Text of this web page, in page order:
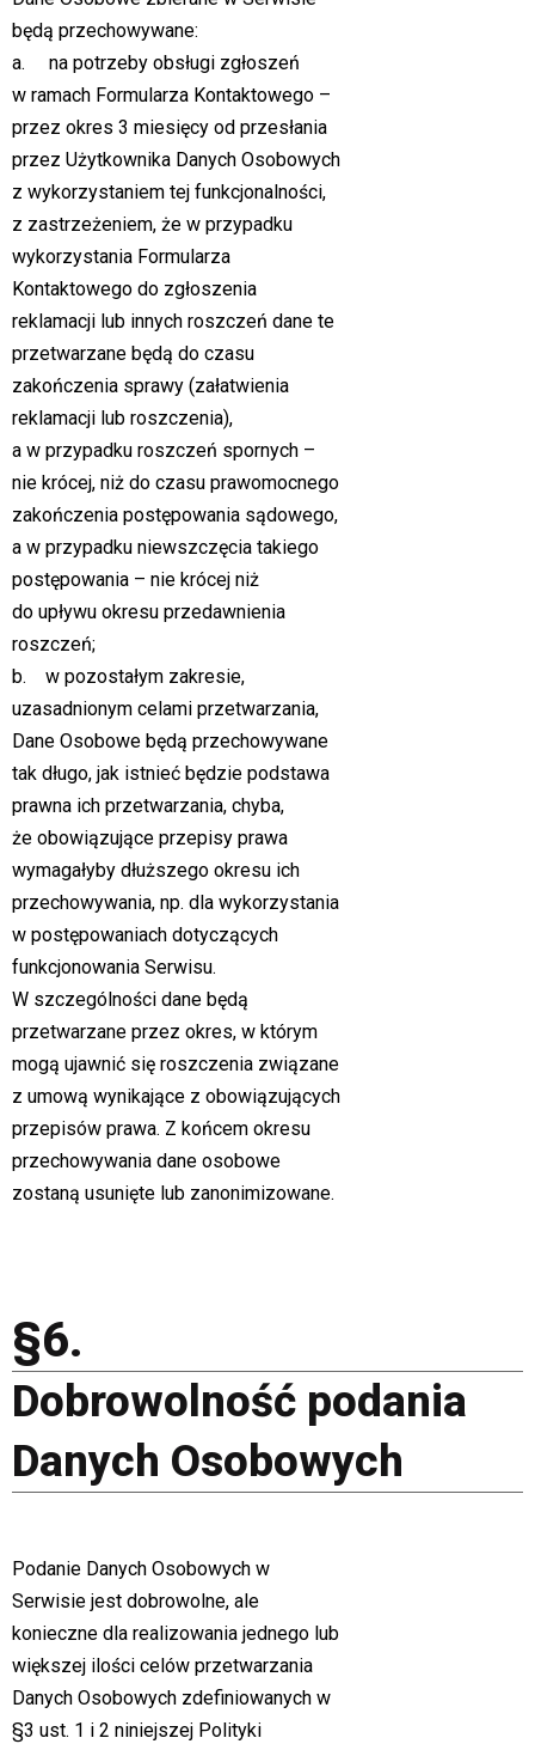
będą przechowywane:
a. na potrzeby obsługi zgłoszeń
w ramach Formularza Kontaktowego –
przez okres 3 miesięcy od przesłania
przez Użytkownika Danych Osobowych
z wykorzystaniem tej funkcjonalności,
z zastrzeżeniem, że w przypadku
wykorzystania Formularza
Kontaktowego do zgłoszenia
reklamacji lub innych roszczeń dane te
przetwarzane będą do czasu
zakończenia sprawy (załatwienia
reklamacji lub roszczenia),
a w przypadku roszczeń spornych –
nie krócej, niż do czasu prawomocnego
zakończenia postępowania sądowego,
a w przypadku niewszczęcia takiego
postępowania – nie krócej niż
do upływu okresu przedawnienia
roszczeń;
b. w pozostałym zakresie,
uzasadnionym celami przetwarzania,
Dane Osobowe będą przechowywane
tak długo, jak istnieć będzie podstawa
prawna ich przetwarzania, chyba,
że obowiązujące przepisy prawa
wymagałyby dłuższego okresu ich
przechowywania, np. dla wykorzystania
w postępowaniach dotyczących
funkcjonowania Serwisu.
W szczególności dane będą
przetwarzane przez okres, w którym
mogą ujawnić się roszczenia związane
z umową wynikające z obowiązujących
przepisów prawa. Z końcem okresu
przechowywania dane osobowe
zostaną usunięte lub zanonimizowane.
§6.
Dobrowolność podania
Danych Osobowych
Podanie Danych Osobowych w
Serwisie jest dobrowolne, ale
konieczne dla realizowania jednego lub
większej ilości celów przetwarzania
Danych Osobowych zdefiniowanych w
§3 ust. 1 i 2 niniejszej Polityki